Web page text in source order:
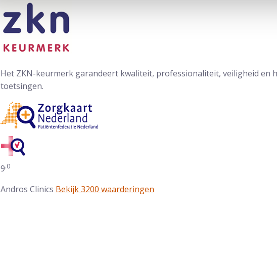
Het ZKN-keurmerk garandeert kwaliteit, professionaliteit, veiligheid en
toetsingen.
Gemiddelde waarderingen op ZorgkaartNederland:
9.0
Andros Clinics Bekijk 3200 waarderingen